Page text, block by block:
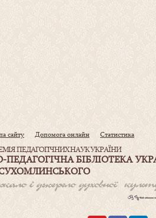
сайту Допомога онлайн Статистика
ПЕДАГОГІЧНИХ НАУК УКРАЇНИ
БІБЛІОТЕКА